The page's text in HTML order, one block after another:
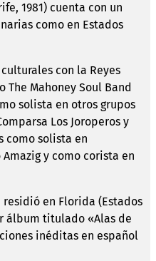
1981) cuenta con un
como en Estados
con la Reyes
Mahoney Soul Band
solista en otros grupos
Los Joroperos y
como solista en
y como corista en
residió en Florida (Estados
álbum titulado «Alas de
inéditas en español